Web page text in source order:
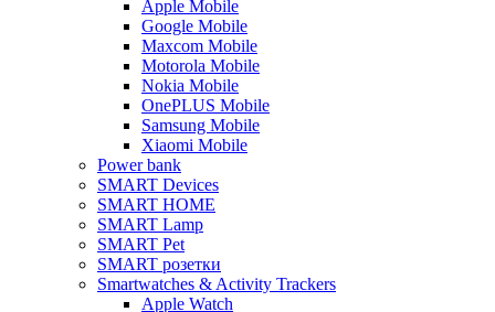
Apple Mobile
Google Mobile
Maxcom Mobile
Motorola Mobile
Nokia Mobile
OnePLUS Mobile
Samsung Mobile
Xiaomi Mobile
Power bank
SMART Devices
SMART HOME
SMART Lamp
SMART Pet
SMART розетки
Smartwatches & Activity Trackers
Apple Watch